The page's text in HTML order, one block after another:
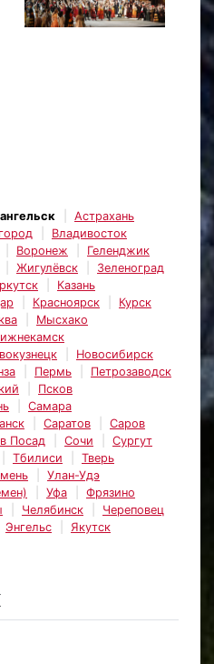
Астрахань
Владивосток
Воронеж
Геленджик
Жигулёвск
Зеленоград
Казань
Красноярск
Курск
Мысхако
Новосибирск
Пермь
Петрозаводск
Псков
Самара
Саратов
Саров
Посад Сочи
Сургут
Тбилиси
Тверь
Улан-Удэ
Уфа
Фрязино
Челябинск
Череповец
Энгельс
Якутск